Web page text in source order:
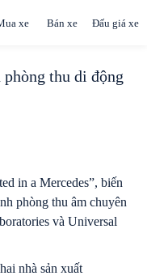
xe Bán xe Đấu giá xe
thu di động
in a Mercedes”, biến
phòng thu âm chuyên
và Universal
nhà sản xuất